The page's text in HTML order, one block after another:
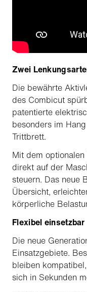
Zwei
Die bewährte
des Combicut
patentierte
besonders im
Trittbrett.
Mit dem
direkt auf der
steuern. Das neue
Übersicht,
körperliche
Flexibel einsetzbar
Die neue
Einsatzgebiete.
bleiben
sich in Sekunden